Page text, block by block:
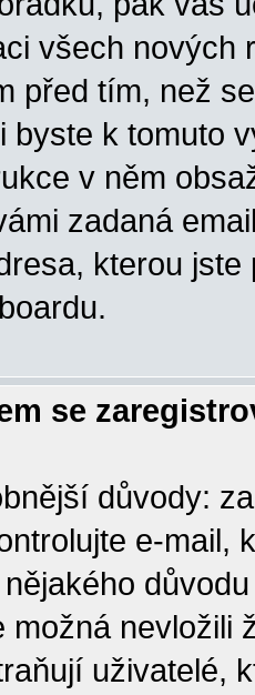
všech nových
před tím, než
byste k tomuto
v něm
zadaná
kterou
se
důvody:
e-mail,
možná nevložili
uživatelé,